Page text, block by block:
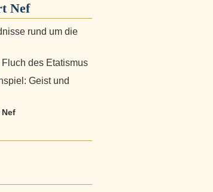
Nef
rund um die
des Etatismus
Geist und